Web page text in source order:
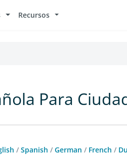
Recursos
Para
/ Spanish / German / French /